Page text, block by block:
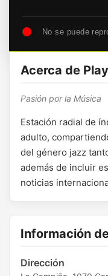
No se puede
Acerca de
Pasión por la Música
Estación radial de
adulto,
del género jazz
además de incluir
noticias
Información
Dirección